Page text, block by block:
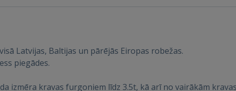
Latvijas, Baltijas un pārējās Eiropas robežas.
piegādes.
izmēra kravas furgoniem līdz 3.5t, kā arī no vairākām